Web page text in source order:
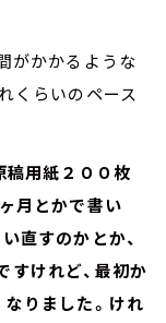
がかかるような
くらいのペース
稿用紙２００枚
月とかで書い
直すのかとか、
すけれど、最初か
りました。けれ